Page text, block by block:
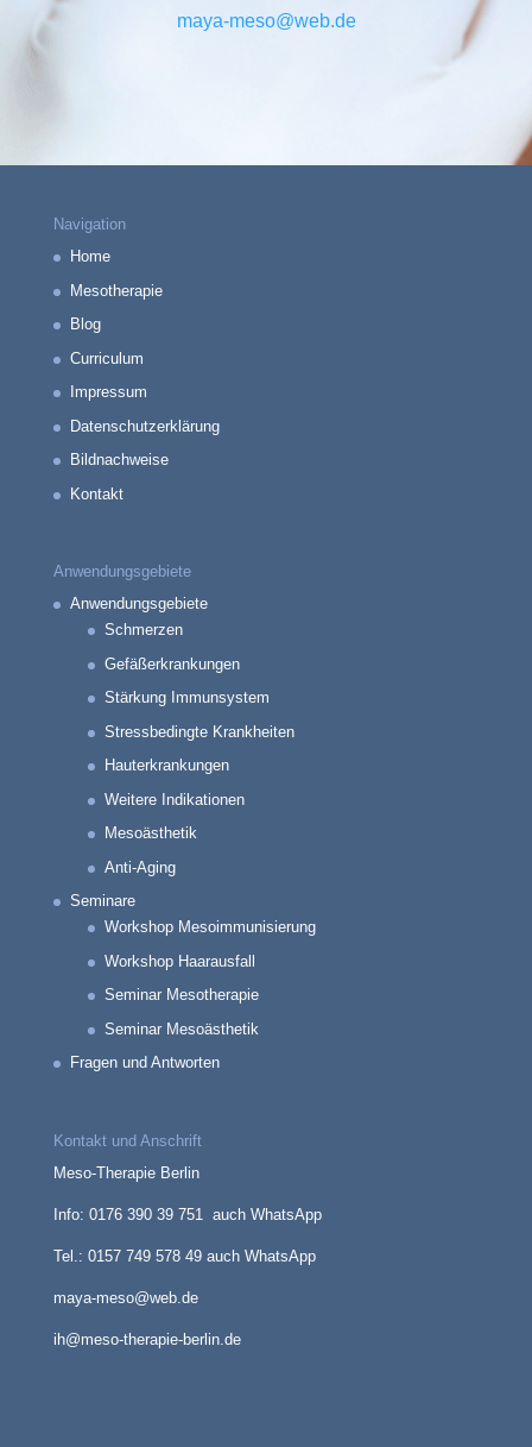
maya-meso@web.de
Navigation
Home
Mesotherapie
Blog
Curriculum
Impressum
Datenschutzerklärung
Bildnachweise
Kontakt
Anwendungsgebiete
Anwendungsgebiete
Schmerzen
Gefäßerkrankungen
Stärkung Immunsystem
Stressbedingte Krankheiten
Hauterkrankungen
Weitere Indikationen
Mesoästhetik
Anti-Aging
Seminare
Workshop Mesoimmunisierung
Workshop Haarausfall
Seminar Mesotherapie
Seminar Mesoästhetik
Fragen und Antworten
Kontakt und Anschrift
Meso-Therapie Berlin
Info: 0176 390 39 751 auch WhatsApp
Tel.: 0157 749 578 49 auch WhatsApp
maya-meso@web.de
ih@meso-therapie-berlin.de